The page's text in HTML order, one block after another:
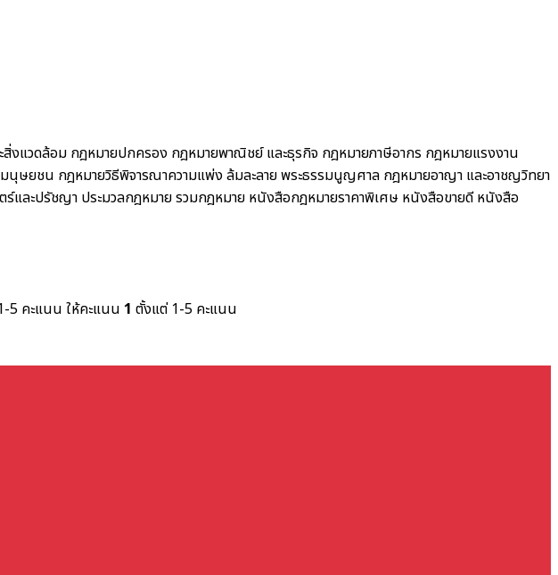
สิ่งแวดล้อม กฎหมายปกครอง กฎหมายพาณิชย์ และธุรกิจ กฎหมายภาษีอากร กฎหมายแรงงาน
มนุษยชน กฎหมายวิธีพิจารณาความแพ่ง ล้มละลาย พระธรรมนูญศาล กฎหมายอาญา และอาชญวิทยา
ร์และปรัชญา ประมวลกฎหมาย รวมกฎหมาย หนังสือกฎหมายราคาพิเศษ หนังสือขายดี หนังสือ
5 คะแนน ให้คะแนน 1 ตั้งแต่ 1-5 คะแนน